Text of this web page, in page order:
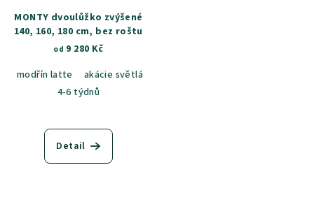
MONTY dvoulůžko zvýšené
140, 160, 180 cm, bez roštu
od 9 280 Kč
modřín latte
akácie světlá
4-6 týdnů
Detail